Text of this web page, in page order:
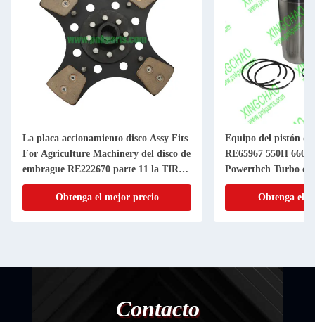
La placa accionamiento disco Assy Fits
For Agriculture Machinery del disco de
embrague RE222670 parte 11 la TIRA
de la pulgada 20
Obtenga el mejor precio
Equipo del pistón
RE65967 550H 6603
Powerthch Turbo
del cilindro del
Obtenga el
Contacto